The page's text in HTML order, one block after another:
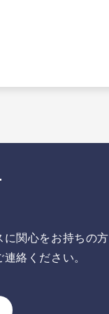
に関心をお持ちの
絡ください。